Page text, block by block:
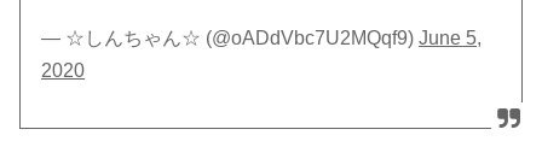
— ☆しんちゃん☆ (@oADdVbc7U2MQqf9)June 5,
2020